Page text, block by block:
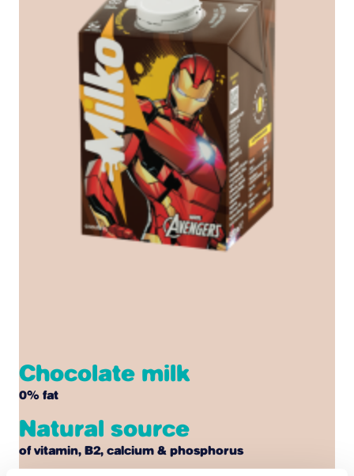
Chocolate milk
0% fat
Natural source
of vitamin, Β2, calcium & phosphorus